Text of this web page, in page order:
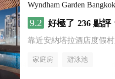
Wyndham Garden
9.2 好極了 236 點評
靠近安納塔拉酒店度假
家庭房 游泳池